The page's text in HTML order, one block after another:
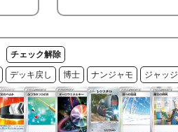
チェック解除
デッキ戻し 博士 ナンジャモ ジャッ